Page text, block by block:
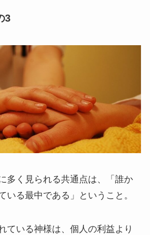
3
多く見られる共通点は、「誰か
いる最中である」ということ。
ている神様は、個人の利益より